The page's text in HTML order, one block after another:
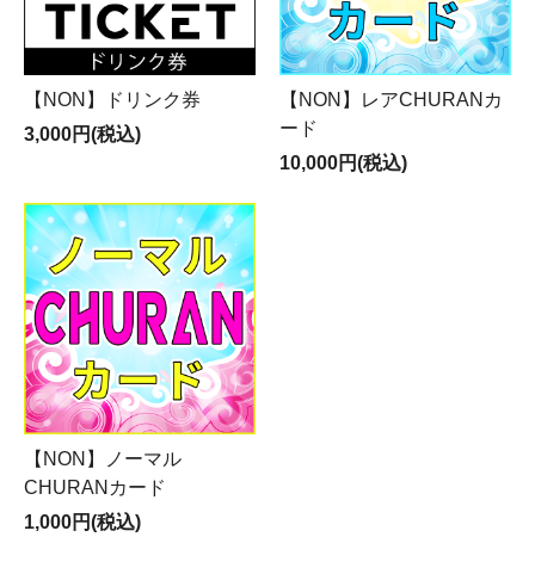
【NON】ドリンク券
3,000円(税込)
【NON】レアCHURANカ
ード
10,000円(税込)
【NON】ノーマル
CHURANカード
1,000円(税込)